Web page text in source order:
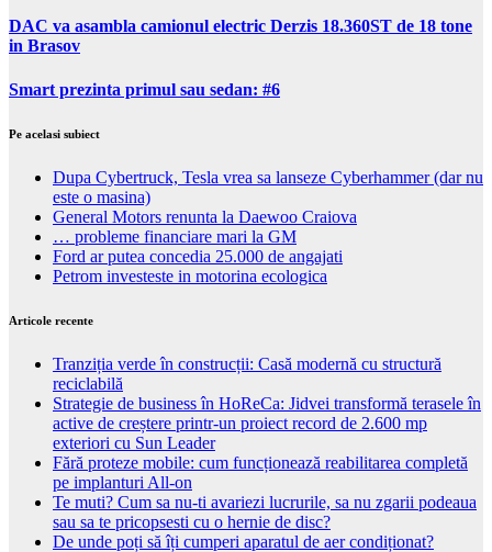
DAC va asambla camionul electric Derzis 18.360ST de 18 tone
in Brasov
Smart prezinta primul sau sedan: #6
Pe acelasi subiect
Dupa Cybertruck, Tesla vrea sa lanseze Cyberhammer (dar nu
este o masina)
General Motors renunta la Daewoo Craiova
… probleme financiare mari la GM
Ford ar putea concedia 25.000 de angajati
Petrom investeste in motorina ecologica
Articole recente
Tranziția verde în construcții: Casă modernă cu structură
reciclabilă
Strategie de business în HoReCa: Jidvei transformă terasele în
active de creștere printr-un proiect record de 2.600 mp
exteriori cu Sun Leader
Fără proteze mobile: cum funcționează reabilitarea completă
pe implanturi All-on
Te muti? Cum sa nu-ti avariezi lucrurile, sa nu zgarii podeaua
sau sa te pricopsesti cu o hernie de disc?
De unde poți să îți cumperi aparatul de aer condiționat?